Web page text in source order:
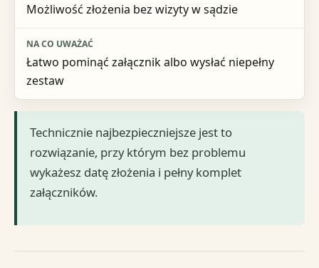
Możliwość złożenia bez wizyty w sądzie
Łatwo pominąć załącznik albo wysłać niepełny
zestaw
Technicznie najbezpieczniejsze jest to
rozwiązanie, przy którym bez problemu
wykażesz datę złożenia i pełny komplet
załączników.